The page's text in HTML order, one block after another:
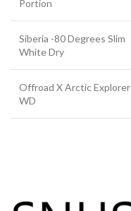
Portion
Siberia -80 Degrees Slim
White Dry
Offroad X Arctic Explorer
WD